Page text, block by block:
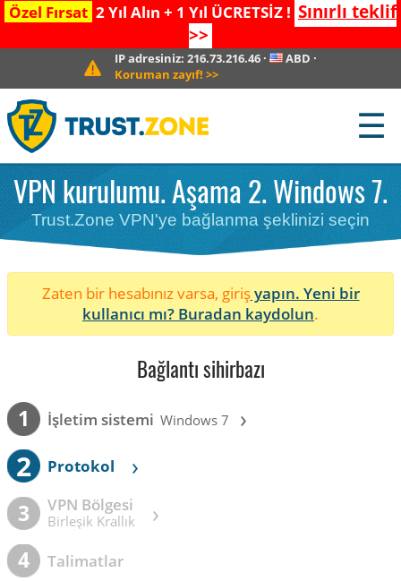
Özel Fırsat 2 Yıl Alın + 1 Yıl ÜCRETSİZ ! Sınırlı teklif
>>
IP adresiniz: 216.73.216.46· ABD ·
Koruman zayıf! >>
☰
VPN kurulumu. Aşama 2. Windows 7.
Trust.Zone VPN'ye bağlanma şeklinizi seçin
Zaten bir hesabınız varsa, girişyapın. Yeni bir
kullanıcı mı? Buradan kaydolun.
Bağlantı sihirbazı
1 İşletim sistemi Windows 7 ›
2 Protokol ›
3 VPN Bölgesi
Birleşik Krallık ›
4 Talimatlar